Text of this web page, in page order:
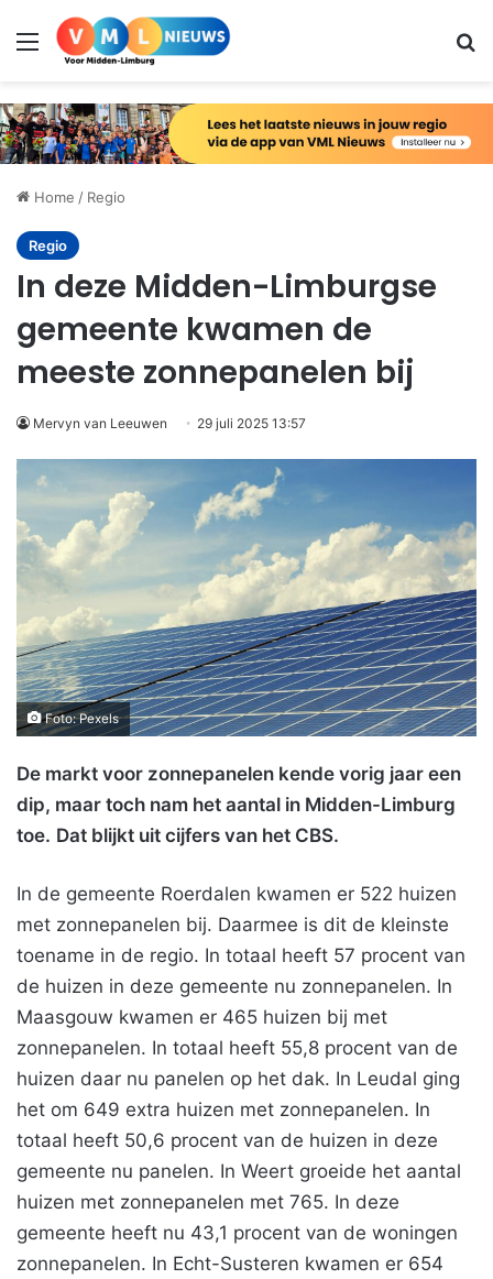
Menu
Home / Regio
Regio
In deze Midden-Limburgse
gemeente kwamen de
meeste zonnepanelen bij
Mervyn van Leeuwen 29 juli 2025 13:57
Foto: Pexels
De markt voor zonnepanelen kende vorig jaar een
dip, maar toch nam het aantal in Midden-Limburg
toe. Dat blijkt uit cijfers van het CBS.
In de gemeente Roerdalen kwamen er 522 huizen
met zonnepanelen bij. Daarmee is dit de kleinste
toename in de regio. In totaal heeft 57 procent van
de huizen in deze gemeente nu zonnepanelen. In
Maasgouw kwamen er 465 huizen bij met
zonnepanelen. In totaal heeft 55,8 procent van de
huizen daar nu panelen op het dak. In Leudal ging
het om 649 extra huizen met zonnepanelen. In
totaal heeft 50,6 procent van de huizen in deze
gemeente nu panelen. In Weert groeide het aantal
huizen met zonnepanelen met 765. In deze
gemeente heeft nu 43,1 procent van de woningen
zonnepanelen. In Echt-Susteren kwamen er 654